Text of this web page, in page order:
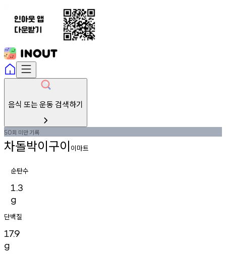
음식 또는 운동 검색하기
50회 미만기록
차돌박이구이 이마트
순탄수
1.3
g
단백질
17.9
g